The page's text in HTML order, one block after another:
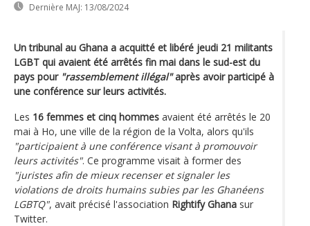
Dernière MAJ: 13/08/2024
Un tribunal au Ghana a acquitté et libéré jeudi 21 militants
LGBT qui avaient été arrêtés fin mai dans le sud-est du
pays pour "rassemblement illégal"après avoir participé à
une conférence sur leurs activités.
Les 16 femmes et cinq hommes avaient été arrêtés le 20
mai à Ho, une ville de la région de la Volta, alors qu'ils
"participaient à une conférence visant à promouvoir
leurs activités". Ce programme visait à former des
"juristes afin de mieux recenser et signaler les
violations de droits humains subies par les Ghanéens
LGBTQ", avait précisé l'association Rightify Ghana sur
Twitter.